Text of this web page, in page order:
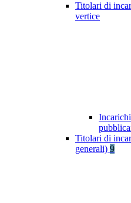
Titolari di
vertice
Titolari di
generali) 9